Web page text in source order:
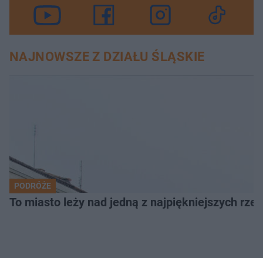
NAJNOWSZE Z DZIAŁU ŚLĄSKIE
PODRÓŻE
To miasto leży nad jedną z najpiękniejszych